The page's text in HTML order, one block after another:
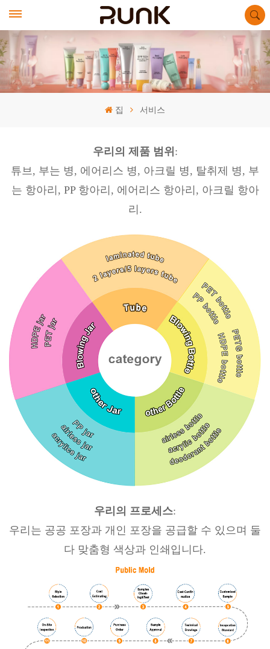
집 서비스
우리의 제품 범위 :
튜브, 부는 병, 에어리스 병, 아크릴 병, 탈취제 병, 부
는 항아리, PP 항아리, 에어리스 항아리, 아크릴 항아
리.
우리의 프로세스:
우리는 공공 포장과 개인 포장을 공급할 수 있으며 둘
다 맞춤형 색상과 인쇄입니다.